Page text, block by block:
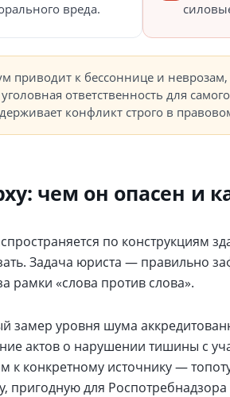
вреда.
приводит к бессоннице и неврозам,
ответственность для
конфликт строго в
чем он опасен и
по конструкциям
Задача юриста — правильно
рамки «слова против слова».
замер уровня шума
актов о нарушении тишины с
к конкретному источнику —
пригодную для Роспотребнадзора